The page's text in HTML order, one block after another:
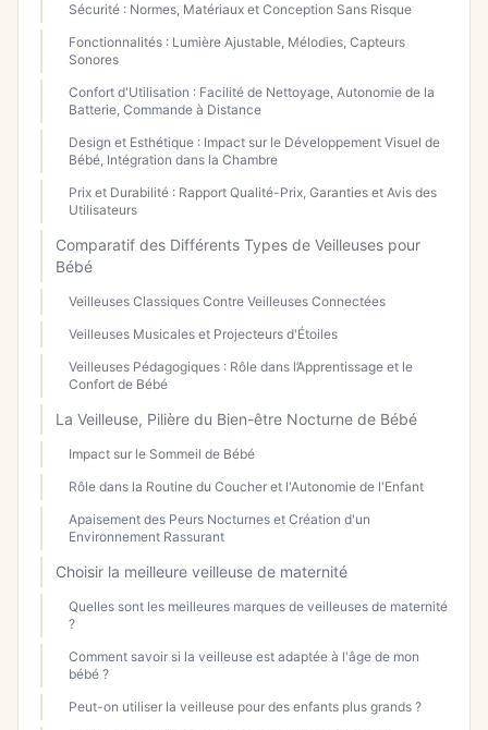
Sécurité : Normes, Matériaux et Conception Sans Risque
Fonctionnalités : Lumière Ajustable, Mélodies, Capteurs
Sonores
Confort d'Utilisation : Facilité de Nettoyage, Autonomie de la
Batterie, Commande à Distance
Design et Esthétique : Impact sur le Développement Visuel de
Bébé, Intégration dans la Chambre
Prix et Durabilité : Rapport Qualité-Prix, Garanties et Avis des
Utilisateurs
Comparatif des Différents Types de Veilleuses pour
Bébé
Veilleuses Classiques Contre Veilleuses Connectées
Veilleuses Musicales et Projecteurs d'Étoiles
Veilleuses Pédagogiques : Rôle dans l’Apprentissage et le
Confort de Bébé
La Veilleuse, Pilière du Bien-être Nocturne de Bébé
Impact sur le Sommeil de Bébé
Rôle dans la Routine du Coucher et l'Autonomie de l'Enfant
Apaisement des Peurs Nocturnes et Création d'un
Environnement Rassurant
Choisir la meilleure veilleuse de maternité
Quelles sont les meilleures marques de veilleuses de maternité
?
Comment savoir si la veilleuse est adaptée à l'âge de mon
bébé ?
Peut-on utiliser la veilleuse pour des enfants plus grands ?